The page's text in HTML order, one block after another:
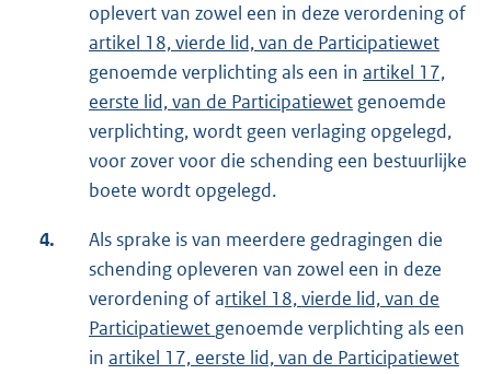
oplevert van zowel een in deze verordening of
artikel 18, vierde lid, van de Participatiewet
genoemde verplichting als een in artikel 17,
eerste lid, van de Participatiewet genoemde
verplichting, wordt geen verlaging opgelegd,
voor zover voor die schending een bestuurlijke
boete wordt opgelegd.
4.
Als sprake is van meerdere gedragingen die
schending opleveren van zowel een in deze
verordening of artikel 18, vierde lid, van de
Participatiewet genoemde verplichting als een
in artikel 17, eerste lid, van de Participatiewet